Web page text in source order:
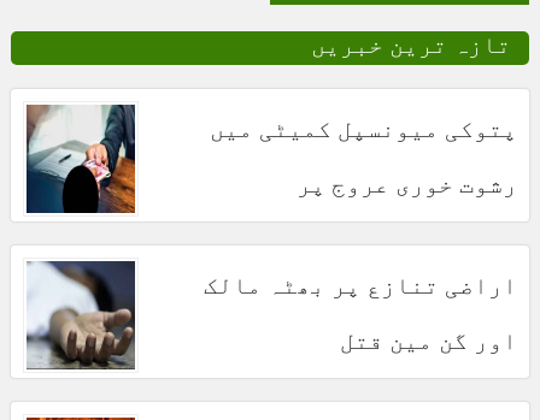
تازہ ترین خبریں
پتوکی میونسپل کمیٹی میں
رشوت خوری عروج پر
اراضی تنازع پر بھٹہ مالک
اور گن مین قتل